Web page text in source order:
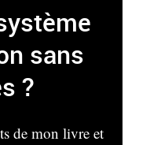
sans
?
de mon livre et